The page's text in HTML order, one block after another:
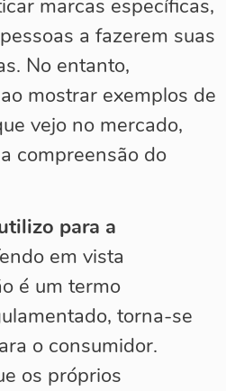
marcas específicas,
a fazerem suas
No entanto,
mostrar exemplos de
vejo no mercado,
compreensão do
para a
em vista
é um termo
torna-se
o consumidor.
os próprios